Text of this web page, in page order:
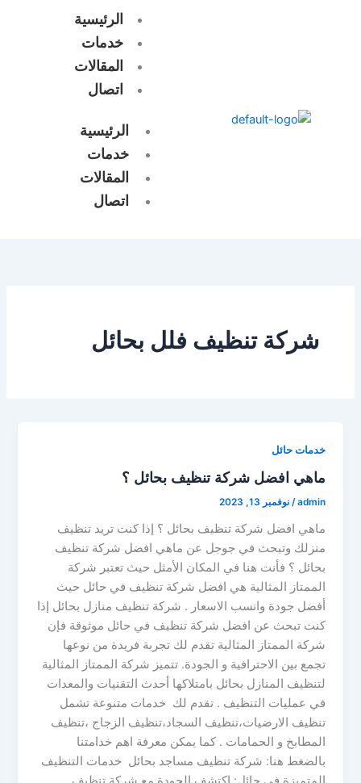
الرئيسية
خدمات
المقالات
اتصال
الرئيسية
خدمات
المقالات
اتصال
شركة تنظيف فلل بحائل
خدمات حائل
ماهي افضل شركة تنظيف بحائل ؟
admin
/نوفمبر 13, 2023
ماهي افضل شركة تنظيف بحائل ؟ إذا كنت تريد تنظيف
منزلك وتبحث في جوجل عن ماهي افضل شركة تنظيف
بحائل ؟ فأنت هنا في المكان الأمثل حيث تعتبر شركة
الممتاز المثالية هي افضل شركة تنظيف في حائل حيث
أفضل جودة وانسب الاسعار . شركة تنظيف منازل بحائل إذا
كنت تبحث عن افضل شركة تنظيف في حائل موثوقة فإن
شركة الممتاز المثالية تقدم لك تجربة فريدة من نوعها
تجمع بين الاحترافية و الجودة. تتميز شركة الممتاز المثالية
لتنظيف المنازل بحائل بامتلاكها أحدث التقنيات والمعدات
في عمليات التنظيف . تقدم لك خدمات متنوعة تشمل
تنظيف الارضيات،تنظيف السجاد،تنظيف الزجاج ،تنظيف
المطابخ و الحمامات . كما يمكن معرفة اهم خدامتنا
بالضغط هنا: شركة تنظيف مساجد بحائل خدمات التنظيف